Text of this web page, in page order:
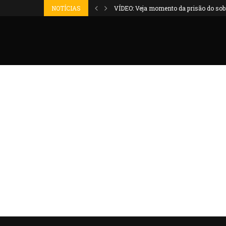
NOTÍCIAS VÍDEO: Veja momento da prisão do